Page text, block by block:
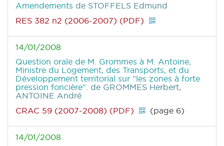
Amendements de STOFFELS Edmund
RES 382 n2 (2006-2007) (PDF)
14/01/2008
Question orale de M. Grommes à M. Antoine,
Ministre du Logement, des Transports, et du
Développement territorial sur "les zones à forte
pression foncière". de GROMMES Herbert,
ANTOINE André
CRAC 59 (2007-2008) (PDF)
(page 6)
14/01/2008